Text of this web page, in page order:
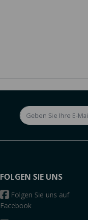
FOLGEN SIE UNS
Folgen Sie uns auf
Facebook